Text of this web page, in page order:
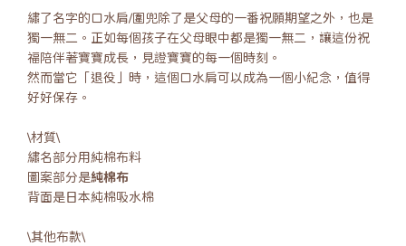
繡了名字的口水肩/圍兜除了是父母的一番祝願期望之外，也是
獨一無二。正如每個孩子在父母眼中都是獨一無二，讓這份祝
福陪伴著寶寶成長，見證寶寶的每一個時刻。
然而當它「退役」時，這個口水肩可以成為一個小紀念，值得
好好保存。
\材質\
繡名部分用純棉布料
圖案部分是純棉布
背面是日本純棉吸水棉
\其他布款\